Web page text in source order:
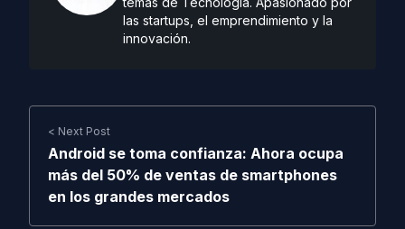
las startups, el emprendimiento y la
innovación.
< Next Post
Android se toma confianza: Ahora ocupa
más del 50% de ventas de smartphones
en los grandes mercados